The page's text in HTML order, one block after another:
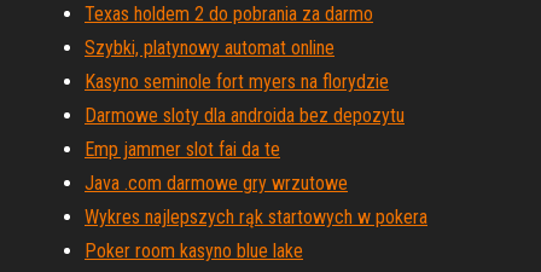
Texas holdem 2 do pobrania za darmo
Szybki, platynowy automat online
Kasyno seminole fort myers na florydzie
Darmowe sloty dla androida bez depozytu
Emp jammer slot fai da te
Java .com darmowe gry wrzutowe
Wykres najlepszych rąk startowych w pokera
Poker room kasyno blue lake